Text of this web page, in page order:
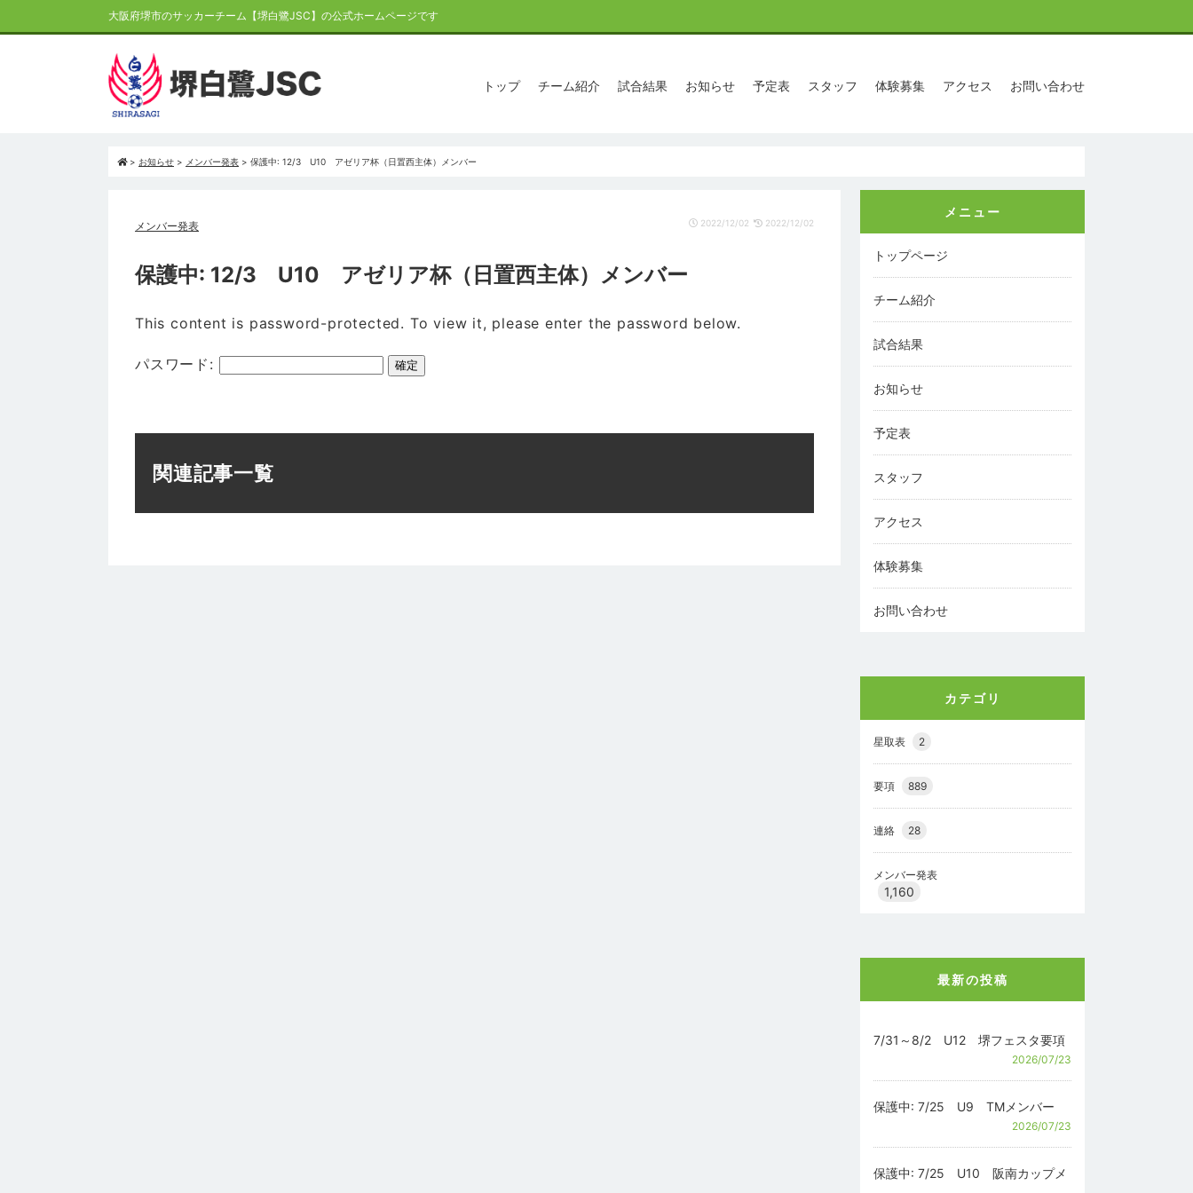
大阪府堺市のサッカーチーム【堺白鷺JSC】の公式ホームページです
トップ チーム紹介 試合結果 お知らせ 予定表 スタッフ 体験募集 アクセス お問い合わせ
> お知らせ > メンバー発表 > 保護中: 12/3 U10 アゼリア杯（日置西主体）メンバー
メンバー発表 2022/12/02 2022/12/02
保護中: 12/3 U10 アゼリア杯（日置西主体）メンバー
This content is password-protected. To view it, please enter the password below.
パスワード:
関連記事一覧
メニュー
トップページ
チーム紹介
試合結果
お知らせ
予定表
スタッフ
アクセス
体験募集
お問い合わせ
カテゴリ
星取表 2
要項 889
連絡 28
メンバー発表
1,160
最新の投稿
7/31～8/2 U12 堺フェスタ要項
2026/07/23
保護中: 7/25 U9 TMメンバー
2026/07/23
保護中: 7/25 U10 阪南カップメ